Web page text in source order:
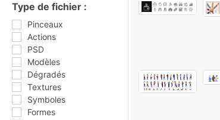
Type de fichier :
Pinceaux
Actions
PSD
Modèles
Dégradés
Textures
Symboles
Formes